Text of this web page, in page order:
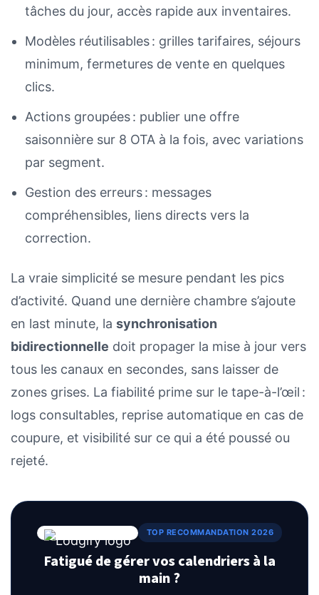
tâches du jour, accès rapide aux inventaires.
Modèles réutilisables : grilles tarifaires, séjours
minimum, fermetures de vente en quelques
clics.
Actions groupées : publier une offre
saisonnière sur 8 OTA à la fois, avec variations
par segment.
Gestion des erreurs : messages
compréhensibles, liens directs vers la
correction.
La vraie simplicité se mesure pendant les pics
d’activité. Quand une dernière chambre s’ajoute
en last minute, la synchronisation
bidirectionnelle doit propager la mise à jour vers
tous les canaux en secondes, sans laisser de
zones grises. La fiabilité prime sur le tape-à-l’œil :
logs consultables, reprise automatique en cas de
coupure, et visibilité sur ce qui a été poussé ou
rejeté.
TOP RECOMMANDATION 2026
Fatigué de gérer vos calendriers à la
main ?